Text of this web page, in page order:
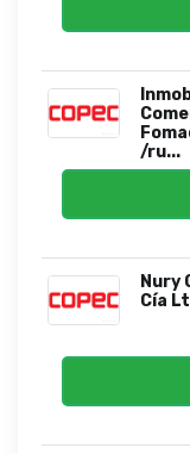
/ru...
Nury
Cía